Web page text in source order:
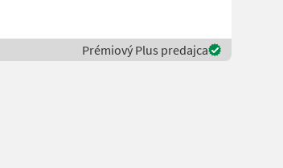
Prémiový Plus predajca